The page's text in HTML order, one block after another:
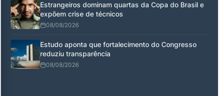
Estrangeiros dominam quartas da Copa do Brasil e
expõem crise de técnicos
08/08/2026
Estudo aponta que fortalecimento do Congresso
reduziu transparência
08/08/2026